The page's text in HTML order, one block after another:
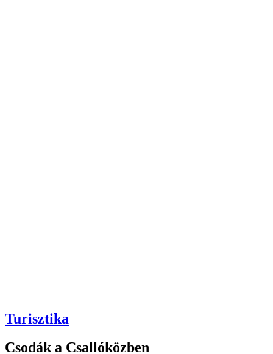
Turisztika
Csodák a Csallóközben